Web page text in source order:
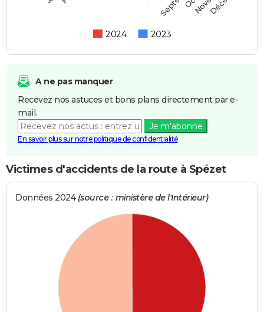
2024 2023
A ne pas manquer
Recevez nos astuces et bons plans directement par e-
mail.
Je m'abonne
En savoir plus sur notre politique de confidentialité
Victimes d'accidents de la route à Spézet
Données 2024 (source : ministère de l'Intérieur)